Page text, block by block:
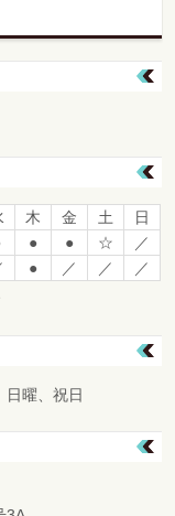
木 金 土
日
● ● ☆
／
● ／ ／
／
日曜、祝日